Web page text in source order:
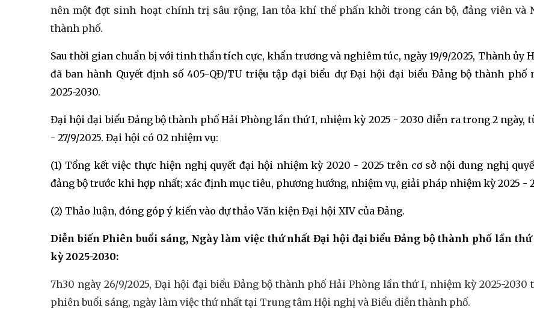
nên một đợt sinh hoạt chính trị sâu rộng, lan tỏa khí thế phấn khởi trong cán bộ, đảng viên và
thành phố.
Sau thời gian chuẩn bị với tinh thần tích cực, khẩn trương và nghiêm túc, ngày 19/9/2025, Thành ủy
đã ban hành Quyết định số 405-QĐ/TU triệu tập đại biểu dự Đại hội đại biểu Đảng bộ thành phố
2025-2030.
Đại hội đại biểu Đảng bộ thành phố Hải Phòng lần thứ I, nhiệm kỳ 2025 - 2030 diễn ra trong 2 ngày,
- 27/9/2025. Đại hội có 02 nhiệm vụ:
(1) Tổng kết việc thực hiện nghị quyết đại hội nhiệm kỳ 2020 - 2025 trên cơ sở nội dung nghị
đảng bộ trước khi hợp nhất; xác định mục tiêu, phương hướng, nhiệm vụ, giải pháp nhiệm kỳ 2025 -
(2) Thảo luận, đóng góp ý kiến vào dự thảo Văn kiện Đại hội XIV của Đảng.
Diễn biến Phiên buổi sáng, Ngày làm việc thứ nhất Đại hội đại biểu Đảng bộ thành phố lần
kỳ 2025-2030:
7h30 ngày 26/9/2025, Đại hội đại biểu Đảng bộ thành phố Hải Phòng lần thứ I, nhiệm kỳ 2025-2030
phiên buổi sáng, ngày làm việc thứ nhất tại Trung tâm Hội nghị và Biểu diễn thành phố.